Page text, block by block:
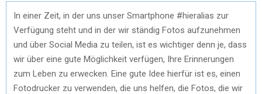
In einer Zeit, in der uns unser Smartphone #hieralias zur
Verfügung steht und in der wir ständig Fotos aufzunehmen
und über Social Media zu teilen, ist es wichtiger denn je, dass
wir über eine gute Möglichkeit verfügen, Ihre Erinnerungen
zum Leben zu erwecken. Eine gute Idee hierfür ist es, einen
Fotodrucker zu verwenden, die uns helfen, die Fotos, die wir